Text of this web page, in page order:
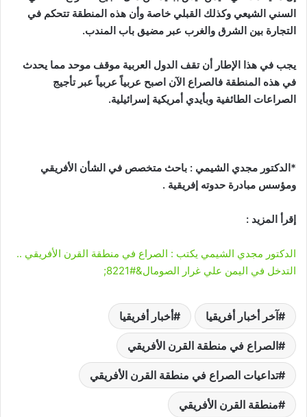
السني الشيعي وكذلك القبلي خاصة وأن هذه المنطقة تتحكم في
التجارة بين الشرق والغرب عبر مضيق باب المندب.
يجب في هذا الإطار أن تقف الدول العربية موقف موحد مما يحدث
في هذه المنطقة فالصراع الآن اصبح عربياً عربياً عبر تأجيج
الصراعات الطائفية وبأيدي أمريكية إسرائيلية.
*الدكتور مجدي الشيمي : باحث متخصص في الشأن الأفريقي
ومؤسس مبادرة حدوته إفريقية .
إقرأ المزيد :
الدكتور مجدي الشيمي يكتب : الصراع في منطقة القرن الأفريقي ..
التدخل في اليمن علي غرار الصومال&#8221;
آخر أخبار أفريقيا أخبار أفريقيا
الصراع في منطقة القرن الأفريقي
تداعيات الصراع في منطقة القرن الأفريقي
منطقة القرن الأفريقي